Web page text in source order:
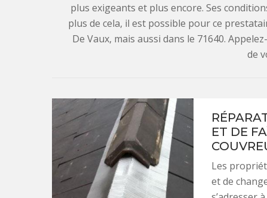
plus exigeants et plus encore. Ses
plus de cela, il est possible pour ce
De Vaux, mais aussi dans le 71640.
de
ET DE
Les
et de